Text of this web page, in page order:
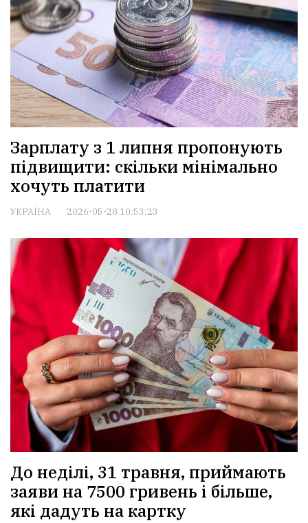
Зарплату з 1 липня пропонують
підвищити: скільки мінімально
хочуть платити
УКРАЇНА 2026-05-28 10:53:23
До неділі, 31 травня, приймають
заяви на 7500 гривень і більше,
які дадуть на картку